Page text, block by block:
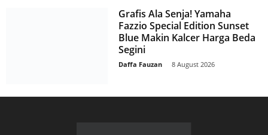
Grafis Ala Senja! Yamaha
Fazzio Special Edition Sunset
Blue Makin Kalcer Harga Beda
Segini
Daffa Fauzan 8 August 2026